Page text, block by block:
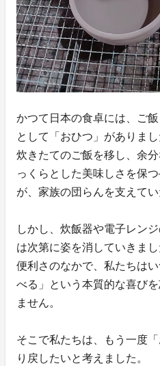
かつて日本の食卓には、ご
として「おひつ」がありまし
炊きたてのご飯を移し、余
っくらとした美味しさを保
が、家族の団らんを支えてい
しかし、炊飯器や電子レン
は次第に姿を消していきまし
便利さのなかで、私たちは
べる」という本質的な喜び
ません。
そこで私たちは、もう一度
り戻したいと考えました。